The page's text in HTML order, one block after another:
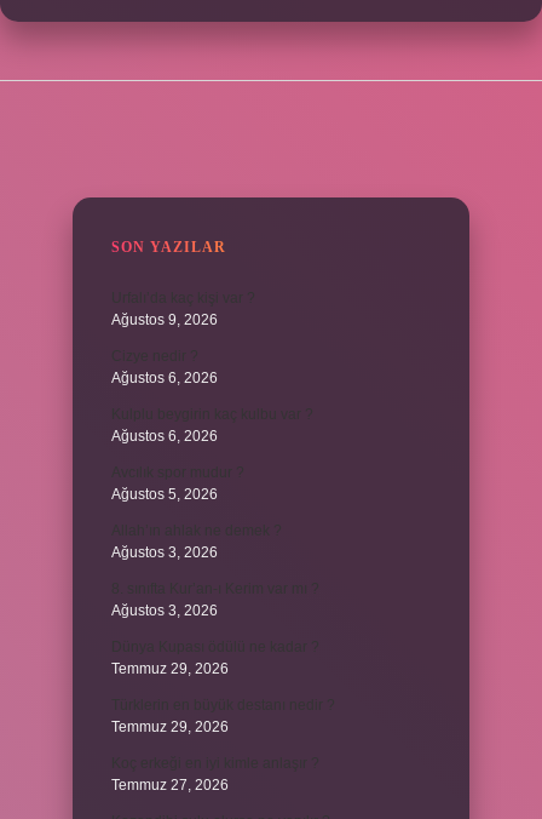
SON YAZILAR
Ağustos 9, 2026
Ağustos 6, 2026
Ağustos 6, 2026
Ağustos 5, 2026
Ağustos 3, 2026
Ağustos 3, 2026
Temmuz 29, 2026
Temmuz 29, 2026
Temmuz 27, 2026